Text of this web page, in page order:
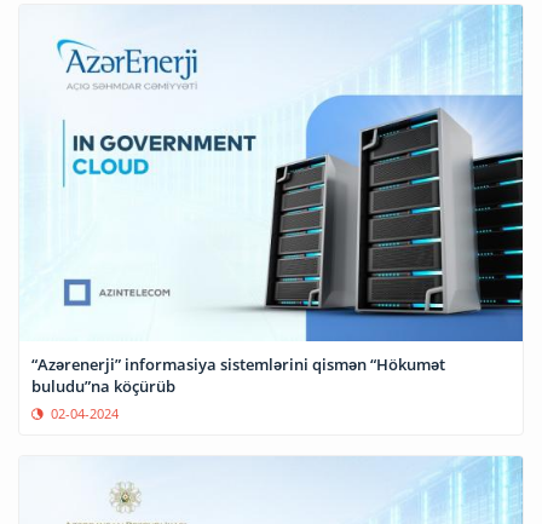
“Azərenerji” informasiya sistemlərini qismən “Hökumət
buludu”na köçürüb
02-04-2024